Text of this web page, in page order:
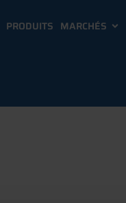
PRODUITS MARCHÉS